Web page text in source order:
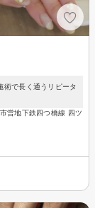
術で長く通うリピータ
営地下鉄四つ橋線 四ツ